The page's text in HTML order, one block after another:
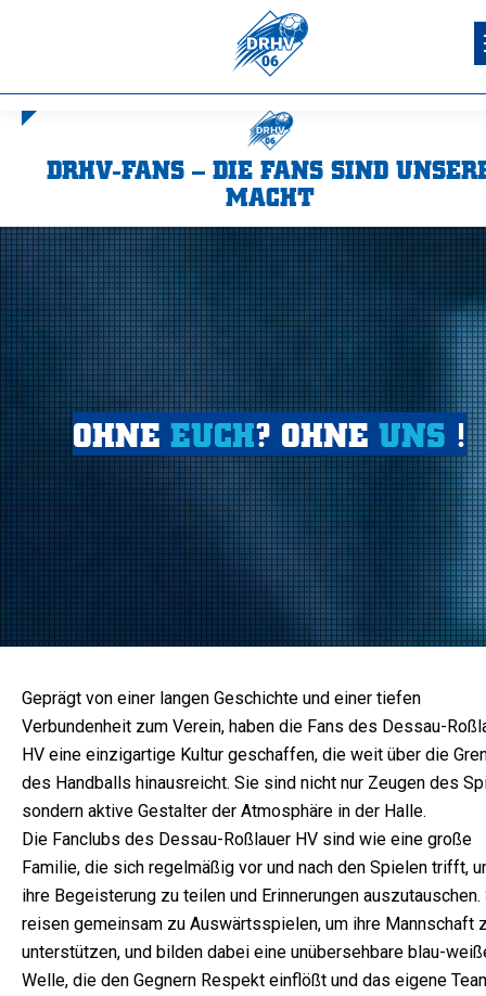
DRHV-FANS – DIE FANS SIND
MACHT
Sie befinden sich hier:
OHNE EUCH? OHNE UNS !
Geprägt von einer langen Geschichte und einer tiefen
Verbundenheit zum Verein, haben die Fans des Dessau-
HV eine einzigartige Kultur geschaffen, die weit über die
des Handballs hinausreicht. Sie sind nicht nur Zeugen des
sondern aktive Gestalter der Atmosphäre in der Halle.
Die Fanclubs des Dessau-Roßlauer HV sind wie eine große
Familie, die sich regelmäßig vor und nach den Spielen trifft,
ihre Begeisterung zu teilen und Erinnerungen auszutauschen.
reisen gemeinsam zu Auswärtsspielen, um ihre Mannschaft
unterstützen, und bilden dabei eine unübersehbare blau-
Welle, die den Gegnern Respekt einflößt und das eigene